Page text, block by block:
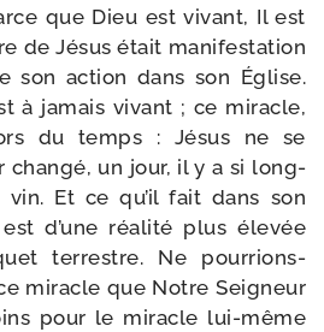
que Dieu est vivant, Il est
de Jésus était mani­fes­ta­tion
son action dans son Église.
à jamais vivant ; ce miracle,
du temps : Jésus ne se
chan­gé, un jour, il y a si long­
vin. Et ce qu’il fait dans son
est d’une réa­li­té plus éle­vée
ter­restre. Ne pourrions-​
miracle que Notre Seigneur
pour le miracle lui-​même